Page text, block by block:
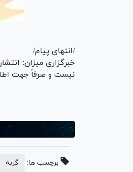
/انتهای پیام/
خبرگزاری میزان:
نیست و صرفاً جهت
برچسب ها: گربه